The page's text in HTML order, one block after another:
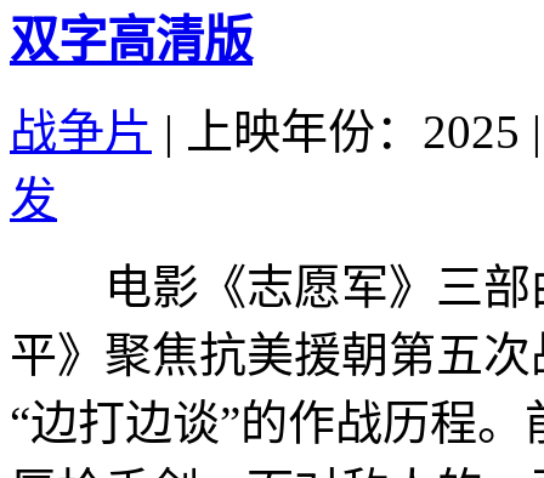
双字高清版
战争片 | 上映年份：2025 |
发
电影《志愿军》三部
平》聚焦抗美援朝第五
“边打边谈”的作战历程